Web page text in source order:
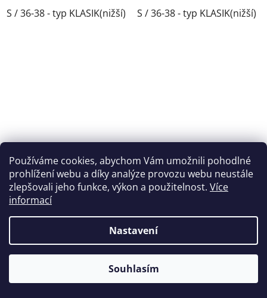
Používáme cookies, abychom Vám umožnili pohodlné
prohlížení webu a díky analýze provozu webu neustále
zlepšovali jeho funkce, výkon a použitelnost. Více
informací
Nastavení
Souhlasím
S / 36-38 - typ KLASIK(nižší) M / 39-41- typ KLASIK(nižší)
S / 36-38 - typ KLASIK(nižší)
Ponožky, motiv
černošedý abstrakt
Skladem
375 Kč
Ponožky, motiv doodle
postavičky
Skladem
355 Kč (až –15 %)
DETAIL